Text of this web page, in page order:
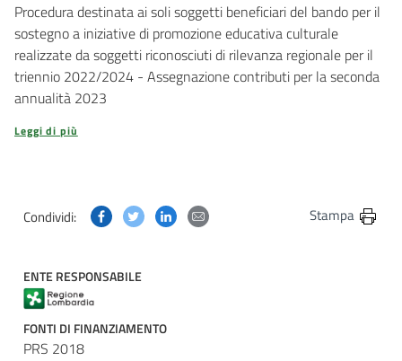
Procedura destinata ai soli soggetti beneficiari del bando per il
sostegno a iniziative di promozione educativa culturale
realizzate da soggetti riconosciuti di rilevanza regionale per il
triennio 2022/2024 - Assegnazione contributi per la seconda
annualità 2023
Leggi di più
Condividi: Condividi questa pagina su Facebook
Condividi questa pagina su Twitter
Condividi questa pagina su Linkedin
Condividi questa pagina via
Stampa
ENTE RESPONSABILE
FONTI DI FINANZIAMENTO
PRS 2018